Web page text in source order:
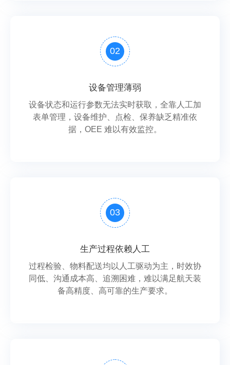
02
设备管理薄弱
设备状态和运行参数无法实时获取，全靠人工加
表单管理，设备维护、点检、保养缺乏精准依
据，OEE 难以有效监控。
03
生产过程依赖人工
过程检验、物料配送均以人工驱动为主，时效协
同低、沟通成本高、追溯困难，难以满足航天装
备高精度、高可靠的生产要求。